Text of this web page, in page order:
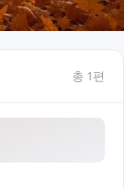
총 1편